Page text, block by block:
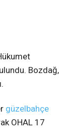
Bozdağ,
güzelbahçe
OHAL 17